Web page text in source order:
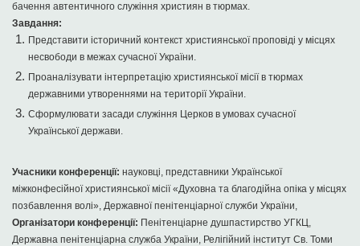
бачення автентичного служіння християн в тюрмах.
Завдання:
Представити історичний контекст християнської проповіді у місцях
несвободи в межах сучасної України.
Проаналізувати інтерпретацію християнської місії в тюрмах
державними утвореннями на території України.
Сформулювати засади служіння Церков в умовах сучасної
Української держави.
Учасники конференції: науковці, представники Української
міжконфесійної християнської місії «Духовна та благодійна опіка у місцях
позбавлення волі», Державної пенітенціарної служби України,
Організатори конференції: Пенітенціарне душпастирство УГКЦ,
Державна пенітенціарна служба України, Релігійний інститут Св. Томи